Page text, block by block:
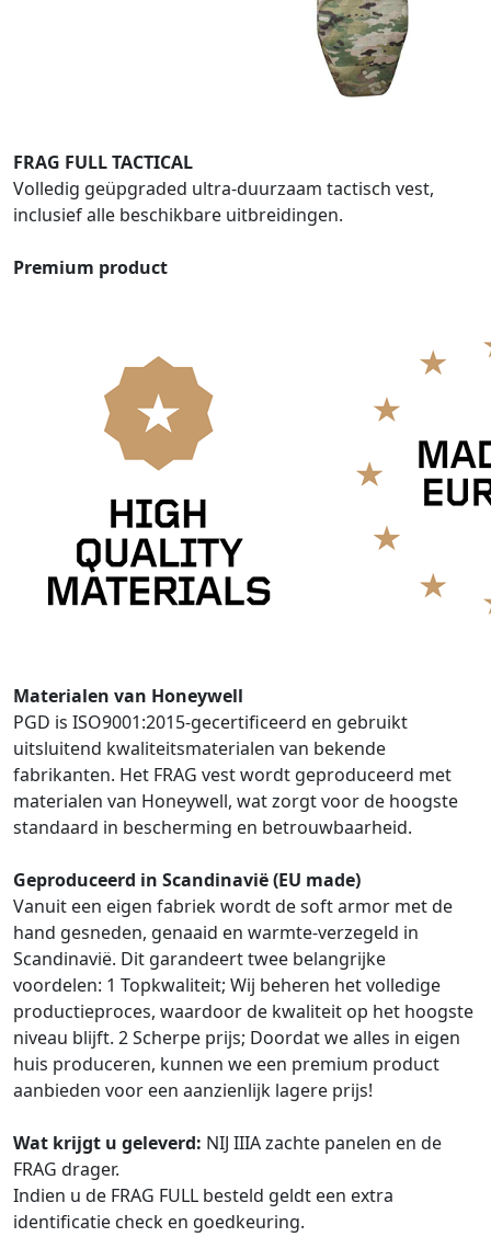
FRAG FULL TACTICAL
Volledig geüpgraded ultra-duurzaam tactisch vest,
inclusief alle beschikbare uitbreidingen.
Premium product
Materialen van Honeywell
PGD is ISO9001:2015-gecertificeerd en gebruikt
uitsluitend kwaliteitsmaterialen van bekende
fabrikanten. Het FRAG vest wordt geproduceerd met
materialen van Honeywell, wat zorgt voor de hoogste
standaard in bescherming en betrouwbaarheid.
Geproduceerd in Scandinavië (EU made)
Vanuit een eigen fabriek wordt de soft armor met de
hand gesneden, genaaid en warmte-verzegeld in
Scandinavië. Dit garandeert twee belangrijke
voordelen: 1 Topkwaliteit; Wij beheren het volledige
productieproces, waardoor de kwaliteit op het hoogste
niveau blijft. 2 Scherpe prijs; Doordat we alles in eigen
huis produceren, kunnen we een premium product
aanbieden voor een aanzienlijk lagere prijs!
Wat krijgt u geleverd: NIJ IIIA zachte panelen en de
FRAG drager.
Indien u de FRAG FULL besteld geldt een extra
identificatie check en goedkeuring.